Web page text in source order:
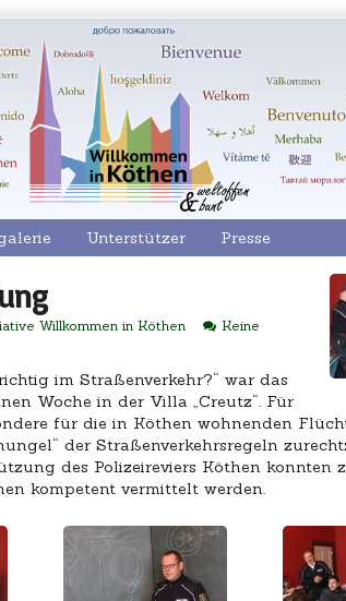
Unterstützer Presse
Willkommen in Köthen
Keine
im Straßenverkehr?“ war das
Woche in der Villa „Creutz“. Für
für die in Köthen wohnenden
der Straßenverkehrsregeln
des Polizeireviers Köthen konnten
kompetent vermittelt werden.